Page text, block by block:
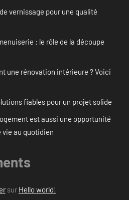
vernissage pour une qualité
: le rôle de la découpe
une rénovation intérieure ? Voici
fiables pour un projet solide
est aussi une opportunité
vie au quotidien
sur Hello world!